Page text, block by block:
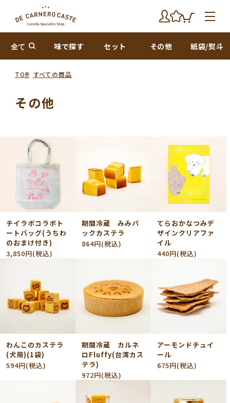
全て 味で探す セット その他 紙袋/熨斗
TOP すべての商品
その他
チイラボコラボト
ートバッグ(うちわ
のおまけ付き)
3,850円(税込)
期間冷蔵 みみパ
ックカステラ
864円(税込)
てらおかなつみデ
ザインクリアファ
イル
440円(税込)
わんこのカステラ
(犬用)(1袋)
594円(税込)
期間冷蔵 カルネ
ロFluffy(台湾カス
テラ)
972円(税込)
アーモンドチュイ
ール
675円(税込)